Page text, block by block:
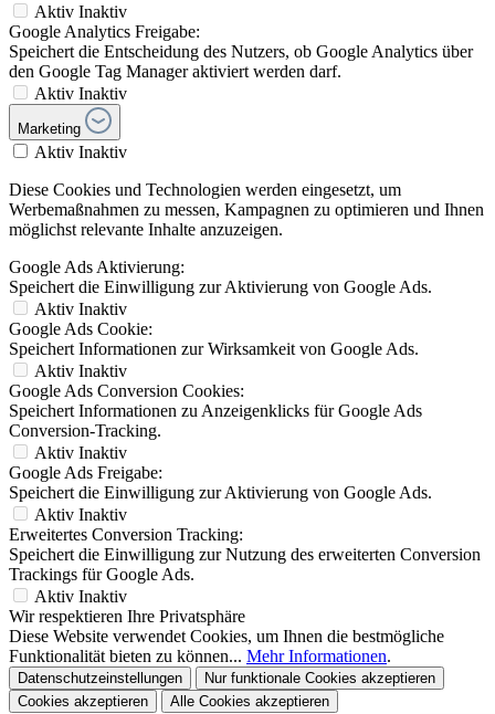
Aktiv Inaktiv
Google Analytics Freigabe:
Speichert die Entscheidung des Nutzers, ob Google Analytics über
den Google Tag Manager aktiviert werden darf.
Aktiv Inaktiv
Marketing
Aktiv Inaktiv
Diese Cookies und Technologien werden eingesetzt, um
Werbemaßnahmen zu messen, Kampagnen zu optimieren und Ihnen
möglichst relevante Inhalte anzuzeigen.
Google Ads Aktivierung:
Speichert die Einwilligung zur Aktivierung von Google Ads.
Aktiv Inaktiv
Google Ads Cookie:
Speichert Informationen zur Wirksamkeit von Google Ads.
Aktiv Inaktiv
Google Ads Conversion Cookies:
Speichert Informationen zu Anzeigenklicks für Google Ads
Conversion-Tracking.
Aktiv Inaktiv
Google Ads Freigabe:
Speichert die Einwilligung zur Aktivierung von Google Ads.
Aktiv Inaktiv
Erweitertes Conversion Tracking:
Speichert die Einwilligung zur Nutzung des erweiterten Conversion
Trackings für Google Ads.
Aktiv Inaktiv
Wir respektieren Ihre Privatsphäre
Diese Website verwendet Cookies, um Ihnen die bestmögliche
Funktionalität bieten zu können... Mehr Informationen.
Datenschutzeinstellungen
Nur funktionale Cookies akzeptieren
Cookies akzeptieren
Alle Cookies akzeptieren